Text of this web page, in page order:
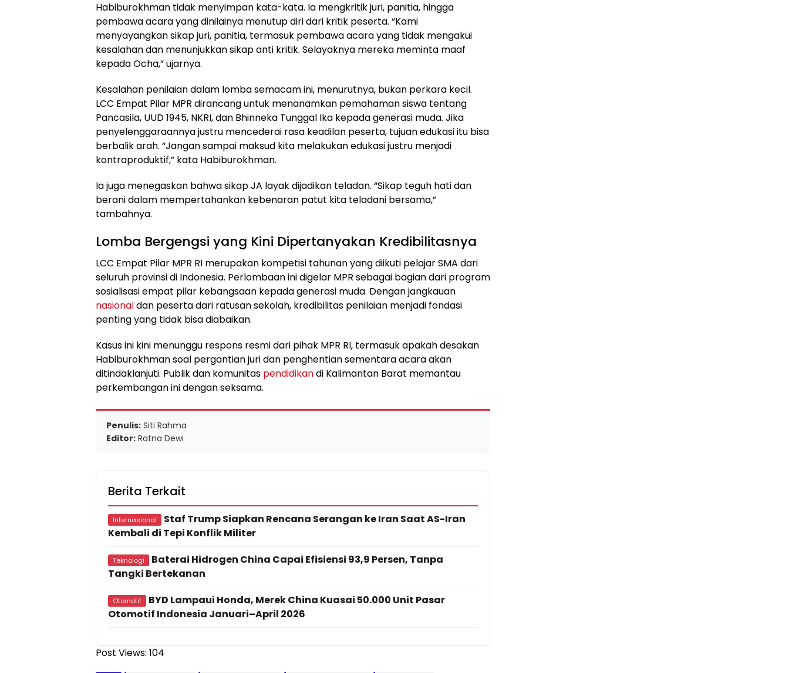
Habiburokhman tidak menyimpan kata-kata. Ia mengkritik juri, panitia, hingga
pembawa acara yang dinilainya menutup diri dari kritik peserta. “Kami
menyayangkan sikap juri, panitia, termasuk pembawa acara yang tidak mengakui
kesalahan dan menunjukkan sikap anti kritik. Selayaknya mereka meminta maaf
kepada Ocha,” ujarnya.
Kesalahan penilaian dalam lomba semacam ini, menurutnya, bukan perkara kecil.
LCC Empat Pilar MPR dirancang untuk menanamkan pemahaman siswa tentang
Pancasila, UUD 1945, NKRI, dan Bhinneka Tunggal Ika kepada generasi muda. Jika
penyelenggaraannya justru mencederai rasa keadilan peserta, tujuan edukasi itu bisa
berbalik arah. “Jangan sampai maksud kita melakukan edukasi justru menjadi
kontraproduktif,” kata Habiburokhman.
Ia juga menegaskan bahwa sikap JA layak dijadikan teladan. “Sikap teguh hati dan
berani dalam mempertahankan kebenaran patut kita teladani bersama,”
tambahnya.
Lomba Bergengsi yang Kini Dipertanyakan Kredibilitasnya
LCC Empat Pilar MPR RI merupakan kompetisi tahunan yang diikuti pelajar SMA dari
seluruh provinsi di Indonesia. Perlombaan ini digelar MPR sebagai bagian dari program
sosialisasi empat pilar kebangsaan kepada generasi muda. Dengan jangkauan
nasionaldan peserta dari ratusan sekolah, kredibilitas penilaian menjadi fondasi
penting yang tidak bisa diabaikan.
Kasus ini kini menunggu respons resmi dari pihak MPR RI, termasuk apakah desakan
Habiburokhman soal pergantian juri dan penghentian sementara acara akan
ditindaklanjuti. Publik dan komunitas pendidikandi Kalimantan Barat memantau
perkembangan ini dengan seksama.
Penulis: Siti Rahma
Editor: Ratna Dewi
Berita Terkait
Internasional
Staf Trump Siapkan Rencana Serangan ke Iran Saat AS-Iran
Kembali di Tepi Konflik Militer
Teknologi
Baterai Hidrogen China Capai Efisiensi 93,9 Persen, Tanpa
Tangki Bertekanan
Otomotif
BYD Lampaui Honda, Merek China Kuasai 50.000 Unit Pasar
Otomotif Indonesia Januari–April 2026
Post Views: 104